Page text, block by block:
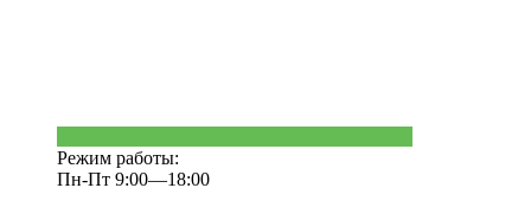
Режим работы:
Пн-Пт 9:00—18:00